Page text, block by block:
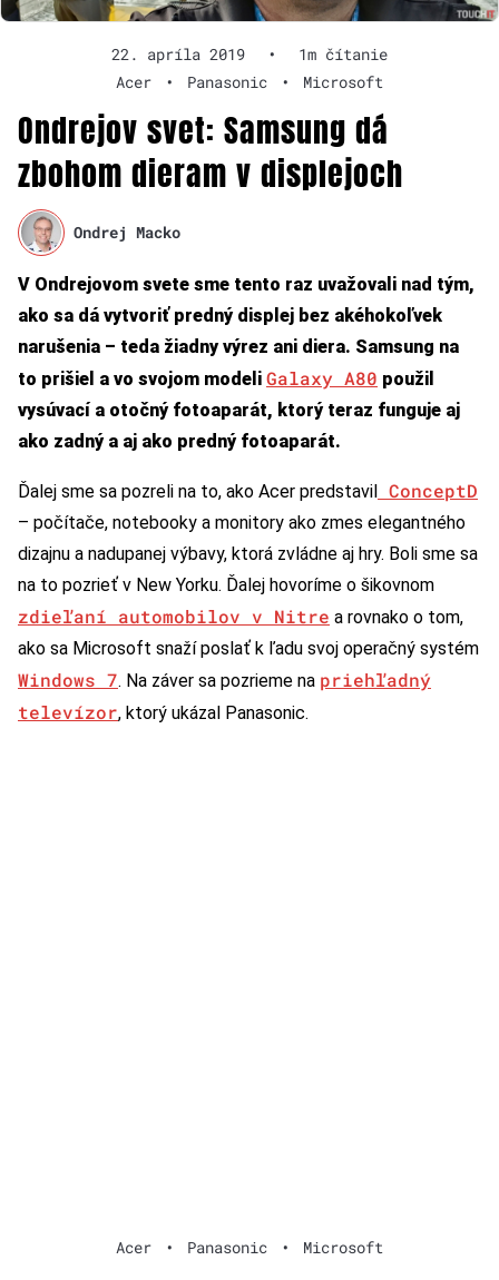
22. apríla 2019 •
1m čítanie
Acer
• Panasonic • Microsoft
Ondrejov svet: Samsung dá
zbohom dieram v displejoch
Ondrej Macko
V Ondrejovom svete sme tento raz uvažovali nad tým,
ako sa dá vytvoriť predný displej bez akéhokoľvek
narušenia – teda žiadny výrez ani diera. Samsung na
to prišiel a vo svojom modeli Galaxy A80 použil
vysúvací a otočný fotoaparát, ktorý teraz funguje aj
ako zadný a aj ako predný fotoaparát.
Ďalej sme sa pozreli na to, ako Acer predstavil ConceptD
– počítače, notebooky a monitory ako zmes elegantného
dizajnu a nadupanej výbavy, ktorá zvládne aj hry. Boli sme sa
na to pozrieť v New Yorku. Ďalej hovoríme o šikovnom
zdieľaní automobilov v Nitre a rovnako o tom,
ako sa Microsoft snaží poslať k ľadu svoj operačný systém
Windows 7. Na záver sa pozrieme na priehľadný
televízor, ktorý ukázal Panasonic.
Acer • Panasonic • Microsoft